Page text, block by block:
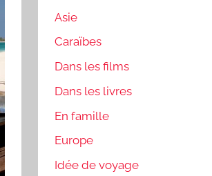
Asie
Caraïbes
Dans les films
Dans les livres
En famille
Europe
Idée de voyage